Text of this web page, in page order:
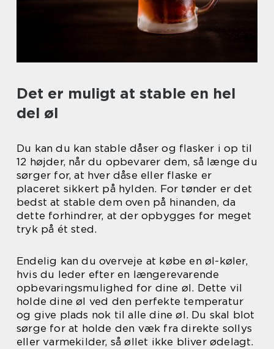
Det er muligt at stable en hel
del øl
Du kan du kan stable dåser og flasker i op til
12 højder, når du opbevarer dem, så længe du
sørger for, at hver dåse eller flaske er
placeret sikkert på hylden. For tønder er det
bedst at stable dem oven på hinanden, da
dette forhindrer, at der opbygges for meget
tryk på ét sted.
Endelig kan du overveje at købe en øl-køler,
hvis du leder efter en længerevarende
opbevaringsmulighed for dine øl. Dette vil
holde dine øl ved den perfekte temperatur
og give plads nok til alle dine øl. Du skal blot
sørge for at holde den væk fra direkte sollys
eller varmekilder, så øllet ikke bliver ødelagt.